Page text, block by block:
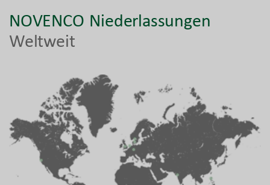
NOVENCO Niederlassungen
Weltweit